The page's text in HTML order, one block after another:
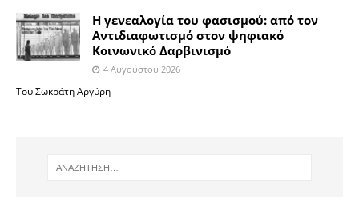
Η γενεαλογία του φασισμού: από τον
Αντιδιαφωτισμό στον ψηφιακό
Κοινωνικό Δαρβινισμό
4 Αυγούστου 2026
Του Σωκράτη Αργύρη